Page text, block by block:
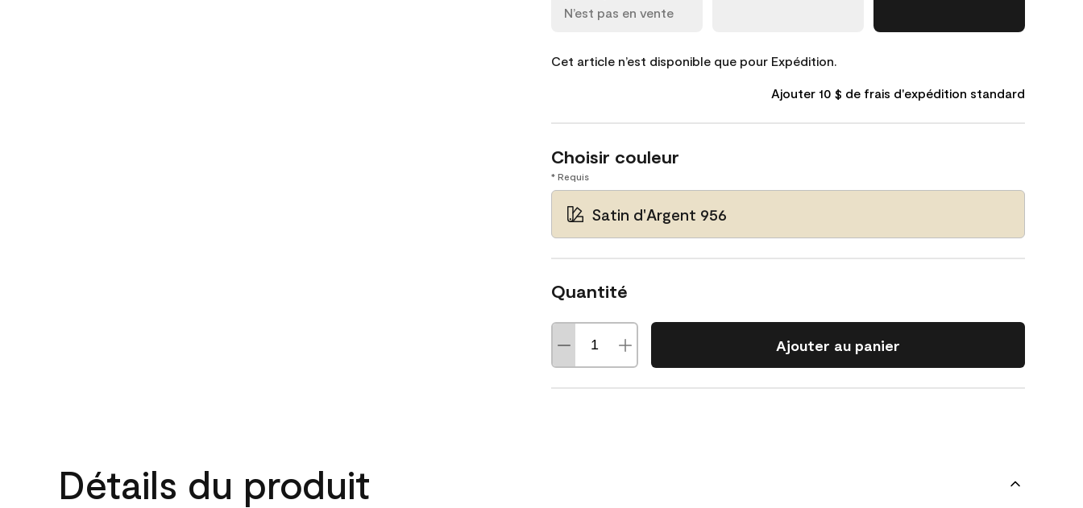
N’est pas en vente
Cet article n’est disponible que pour Expédition.
Ajouter 10 $ de frais d'expédition standard
Choisir couleur
* Requis
Satin d'Argent 956
Quantité
Ajouter au panier
Détails du produit